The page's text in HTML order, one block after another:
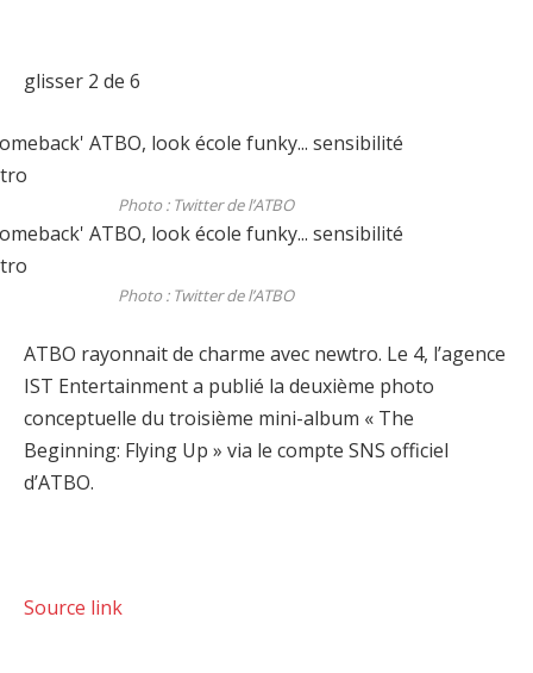
glisser 2 de 6
Photo : Twitter de l’ATBO
Photo : Twitter de l’ATBO
ATBO rayonnait de charme avec newtro. Le 4, l’agence
IST Entertainment a publié la deuxième photo
conceptuelle du troisième mini-album « The
Beginning: Flying Up » via le compte SNS officiel
d’ATBO.
Source link